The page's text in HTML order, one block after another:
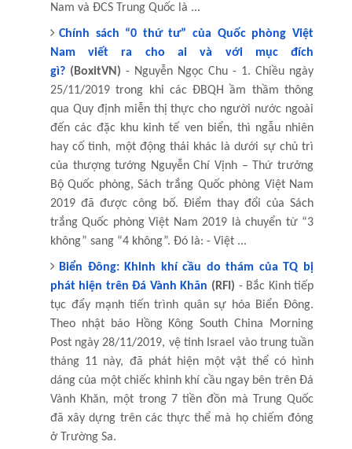
Nam và ĐCS Trung Quốc là ...
Chính sách “0 thứ tư” của Quốc phòng Việt
Nam viết ra cho ai và với mục đích
gì?(BoxitVN) - Nguyễn Ngọc Chu - 1. Chiều ngày
25/11/2019 trong khi các ĐBQH ầm thầm thông
qua Quy định miễn thị thực cho người nước ngoài
đến các đặc khu kinh tế ven biển, thì ngẫu nhiên
hay cố tình, một động thái khác là dưới sự chủ trì
của thượng tướng Nguyễn Chí Vịnh – Thứ trưởng
Bộ Quốc phòng, Sách trắng Quốc phòng Việt Nam
2019 đã được công bố. Điểm thay đổi của Sách
trắng Quốc phòng Việt Nam 2019 là chuyển từ “3
không” sang “4 không”. Đó là: - Việt ...
Biển Đông: Khinh khí cầu do thám của TQ bị
phát hiện trên Đá Vành Khăn (RFI) - Bắc Kinh tiếp
tục đẩy mạnh tiến trình quân sự hóa Biển Đông.
Theo nhật báo Hồng Kông South China Morning
Post ngày 28/11/2019, vệ tinh Israel vào trung tuần
tháng 11 này, đã phát hiện một vật thể có hình
dáng của một chiếc khinh khí cầu ngay bên trên Đá
Vành Khăn, một trong 7 tiền đồn mà Trung Quốc
đã xây dựng trên các thực thể mà họ chiếm đóng
ở Trường Sa.